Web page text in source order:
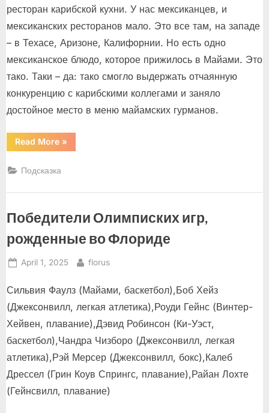
ресторан карибской кухни. У нас мексиканцев, и
мексиканских ресторанов мало. Это все там, на западе
– в Техасе, Аризоне, Калифорнии. Но есть одно
мексиканское блюдо, которое прижилось в Майами. Это
тако. Таки – да: тако смогло выдержать отчаянную
конкуренцию с карибскими коллегами и заняло
достойное место в меню майамских гурманов.
Read More“Так
таки
»
Подсказка
Победители Олимписких игр,
рожденные во Флориде
Posted
April 1, 2025 By
florus
Сильвия Фаулз (Майами, баскетбол),Боб Хейз
(Джексонвилл, легкая атлетика),Роуди Гейнс (Винтер-
Хейвен, плавание),Дэвид Робинсон (Ки-Уэст,
баскетбол),Чандра Чизборо (Джексонвилл, легкая
атлетика),Рэй Мерсер (Джексонвилл, бокс),Калеб
Дрессел (Грин Коув Спрингс, плавание),Райан Лохте
(Гейнсвилл, плавание)